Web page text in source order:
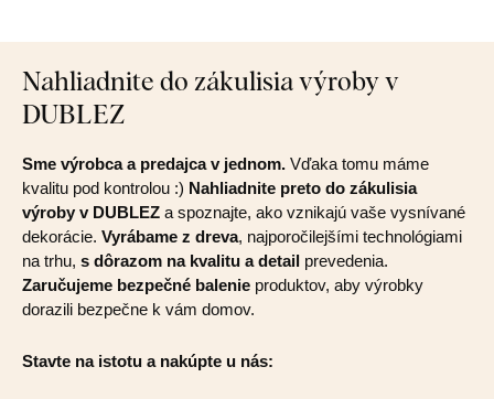
Nahliadnite do zákulisia výroby v
DUBLEZ
Sme výrobca a predajca v jednom. Vďaka tomu máme
kvalitu pod kontrolou :) Nahliadnite preto do zákulisia
výroby v DUBLEZ a spoznajte, ako vznikajú vaše vysnívané
dekorácie. Vyrábame z dreva, najporočilejšími technológiami
na trhu, s dôrazom na kvalitu a detail prevedenia.
Zaručujeme bezpečné balenie produktov, aby výrobky
dorazili bezpečne k vám domov.
Stavte na istotu a nakúpte u nás: